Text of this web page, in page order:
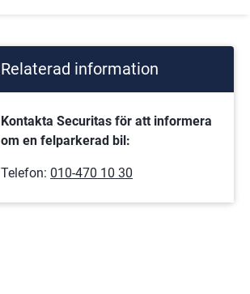
Relaterad information
Kontakta Securitas för att informera
om en felparkerad bil:
Telefon: 010-470 10 30